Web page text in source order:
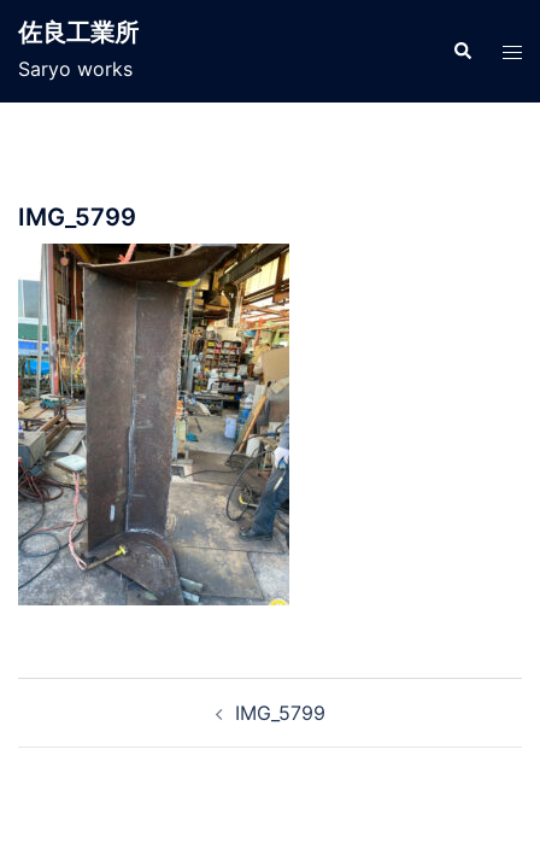
ン
佐良工業所
Saryo works
検
索
ト
IMG_5799
IMG_5799